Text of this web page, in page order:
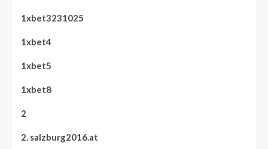
1xbet3231025
1xbet4
1xbet5
1xbet8
2
2. salzburg2016.at